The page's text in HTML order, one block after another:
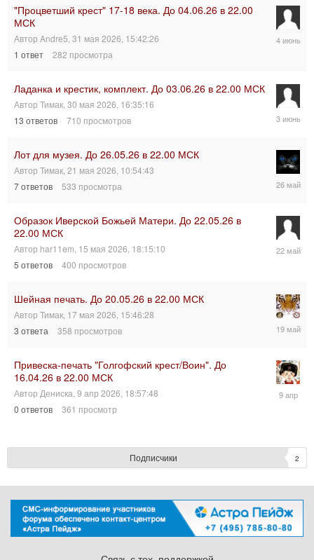
18:54:21
"Процветший крест" 17-18 века. До 04.06.26 в 22.00
МСК
Автор Andre5 31 мая 2026, 15:42:26
1 ответ 282 просмотра
4
Ладанка и крестик, комплект. До 03.06.26 в 22.00 МСК
Автор Тимак 30 мая 2026, 16:35:16
13 ответов 710 просмотров
3
18:56:54
Лот для музея. До 26.05.26 в 22.00 МСК
Автор Тимак 21 мая 2026, 10:54:43
7ответов 533 просмотра
26
16:50:11
Образок Иверской Божьей Матери. До 22.05.26 в
22.00 МСК
Автор har11em 15 мая 2026, 18:15:10
5 ответов 400 просмотров
22
Шейная печать. До 20.05.26 в 22.00 МСК
Автор Тимак 17 мая 2026, 15:46:28
3 ответа 358 просмотров
19
12:16:47
Привеска-печать "Голгофский крест/Воин". До
16.04.26 в 22.00 МСК
Автор Дениска 9 апр 2026, 18:57:48
0 ответов 361 просмотр
9
Подписчики 2